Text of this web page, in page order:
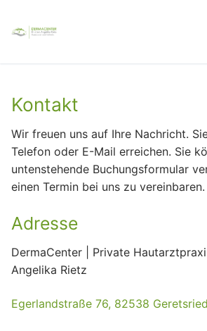
Inhalt
springen
Kontakt
Wir freuen uns auf Ihre Nachricht.
Telefon oder E-Mail erreichen. Sie
untenstehende Buchungsformular
einen Termin bei uns zu vereinbaren.
Adresse
DermaCenter | Private
Angelika Rietz
Egerlandstraße 76, 82538 Geretsried